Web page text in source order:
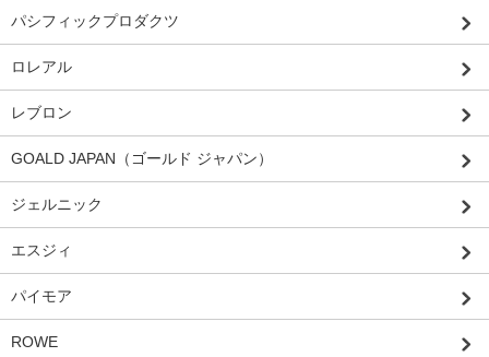
パシフィックプロダクツ
ロレアル
レブロン
GOALD JAPAN（ゴールド ジャパン）
ジェルニック
エスジィ
パイモア
ROWE